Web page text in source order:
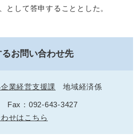
として答申することとした。
お問い合わせ先
業経営支援課 地域経済係
Fax：092-643-3427
せはこちら